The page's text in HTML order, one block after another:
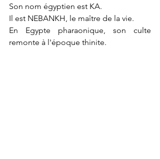
Son nom égyptien est KA.
Il est NEBANKH, le maître de la vie.
En Egypte pharaonique, son culte
remonte à l'époque thinite.